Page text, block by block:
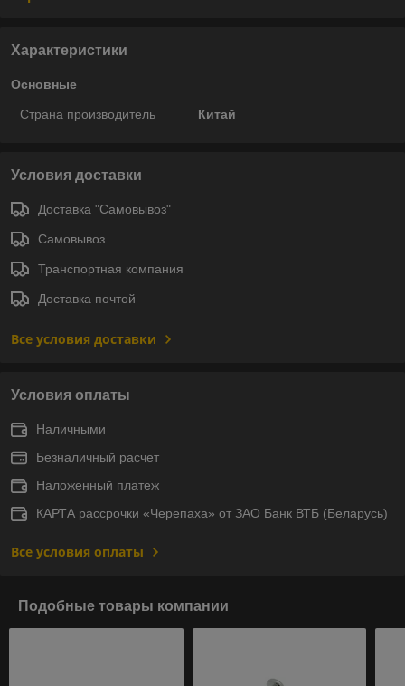
Характеристики
Основные
Страна производитель Китай
Условия доставки
Доставка "Самовывоз"
Самовывоз
Транспортная компания
Доставка почтой
Все условия доставки
Условия оплаты
Наличными
Безналичный расчет
Наложенный платеж
КАРТА рассрочки «Черепаха» от ЗАО Банк ВТБ (Беларусь)
Все условия оплаты
Подобные товары компании